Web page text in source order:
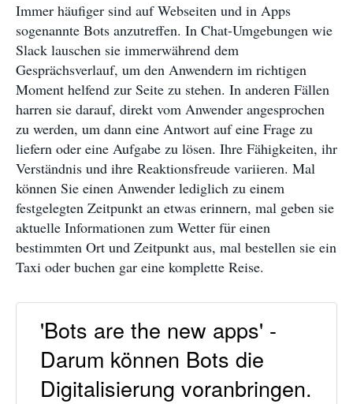
Immer häufiger sind auf Webseiten und in Apps
sogenannte Bots anzutreffen. In Chat-Umgebungen wie
Slack lauschen sie immerwährend dem
Gesprächsverlauf, um den Anwendern im richtigen
Moment helfend zur Seite zu stehen. In anderen Fällen
harren sie darauf, direkt vom Anwender angesprochen
zu werden, um dann eine Antwort auf eine Frage zu
liefern oder eine Aufgabe zu lösen. Ihre Fähigkeiten, ihr
Verständnis und ihre Reaktionsfreude variieren. Mal
können Sie einen Anwender lediglich zu einem
festgelegten Zeitpunkt an etwas erinnern, mal geben sie
aktuelle Informationen zum Wetter für einen
bestimmten Ort und Zeitpunkt aus, mal bestellen sie ein
Taxi oder buchen gar eine komplette Reise.
'Bots are the new apps' -
Darum können Bots die
Digitalisierung voranbringen.